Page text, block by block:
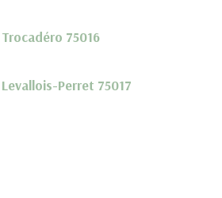
75016
Perret 75017